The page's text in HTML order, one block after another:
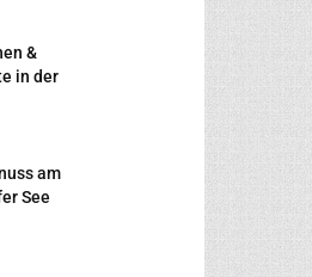
&
in der
am
See